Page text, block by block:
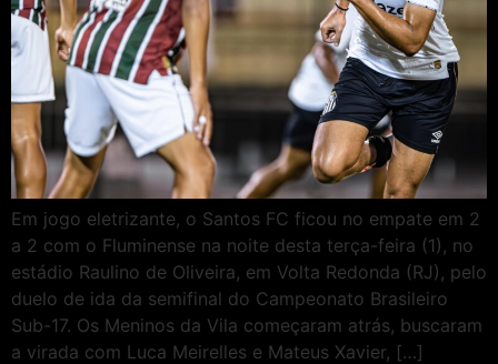
Em jogo eletrizante, o Santos FC ficou no empate em 2
a 2 com o Fluminense na noite desta terça-feira (1), no
estádio Raulino de Oliveira, em Volta Redonda (RJ), pelo
duelo de ida da semifinal do Campeonato Brasileiro
Sub-17. Os Meninos da Vila começaram atrás, buscaram
a virada com Luca Meirelles e Mateus Xavier, […]